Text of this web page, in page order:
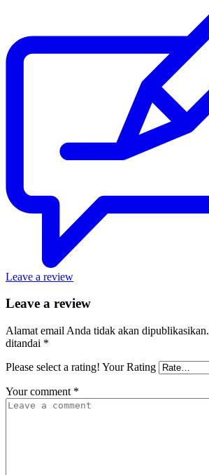
Leave a review
Leave a review
Alamat email Anda tidak akan dipublikasikan.
ditandai *
Please select a rating! Your Rating
Your comment *